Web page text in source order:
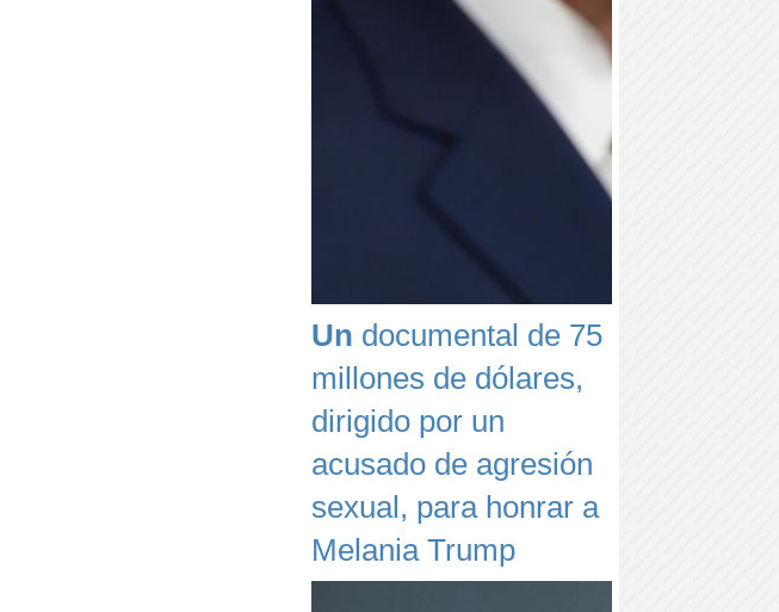
Un documental de 75
millones de dólares,
dirigido por un
acusado de agresión
sexual, para honrar a
Melania Trump